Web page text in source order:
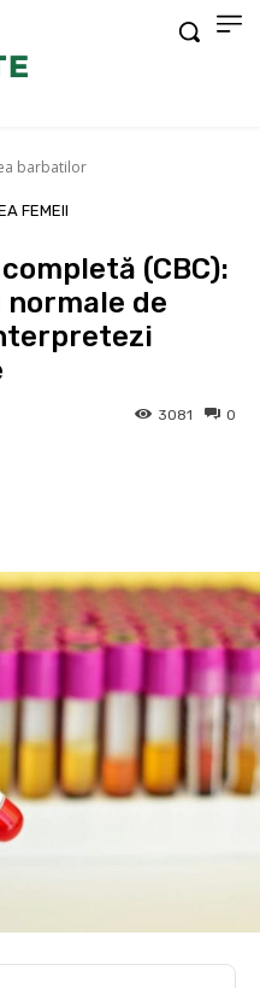
barbatilor
FEMEII
(CBC):
normale de
0
3081